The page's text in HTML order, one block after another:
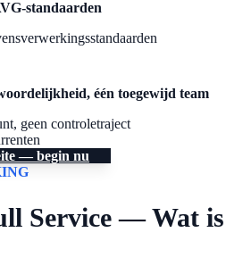
standaarden
één toegewijd team
geen controletraject
— begin nu
Service — Wat is